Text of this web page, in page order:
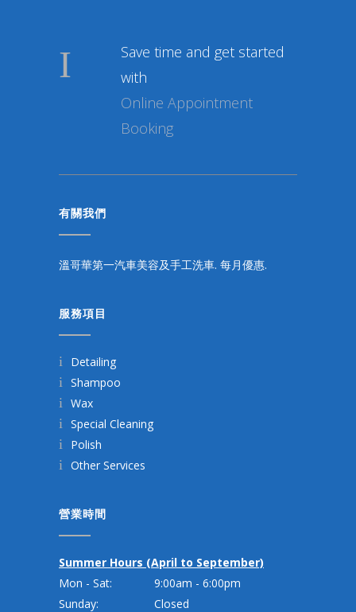
Save time and get started
with
Online Appointment
Booking
有關我們
溫哥華第一汽車美容及手工洗車. 每月優惠.
服務項目
Detailing
Shampoo
Wax
Special Cleaning
Polish
Other Services
營業時間
Summer Hours (April to September)
Mon - Sat:
9:00am - 6:00pm
Sunday:
Closed